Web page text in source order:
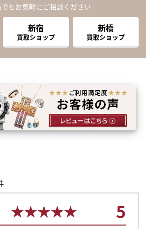
もお気軽にご相談ください
新宿
買取ショップ
新橋
買取ショップ
★★★★★
★★★★★ 5